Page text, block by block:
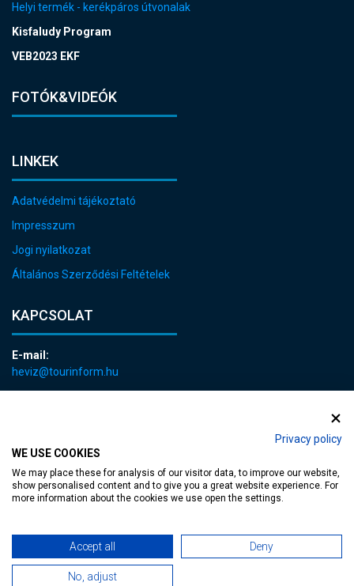
Privacy policy
WE USE COOKIES
We may place these for analysis of our visitor data, to improve our website,
show personalised content and to give you a great website experience. For
more information about the cookies we use open the settings.
Accept all Deny
No, adjust
Helyi termék - kerékpáros útvonalak
Kisfaludy Program
VEB2023 EKF
FOTÓK&VIDEÓK
LINKEK
Adatvédelmi tájékoztató
Impresszum
Jogi nyilatkozat
Általános Szerződési Feltételek
KAPCSOLAT
E-mail:
heviz@tourinform.hu
Designed byMediaGum